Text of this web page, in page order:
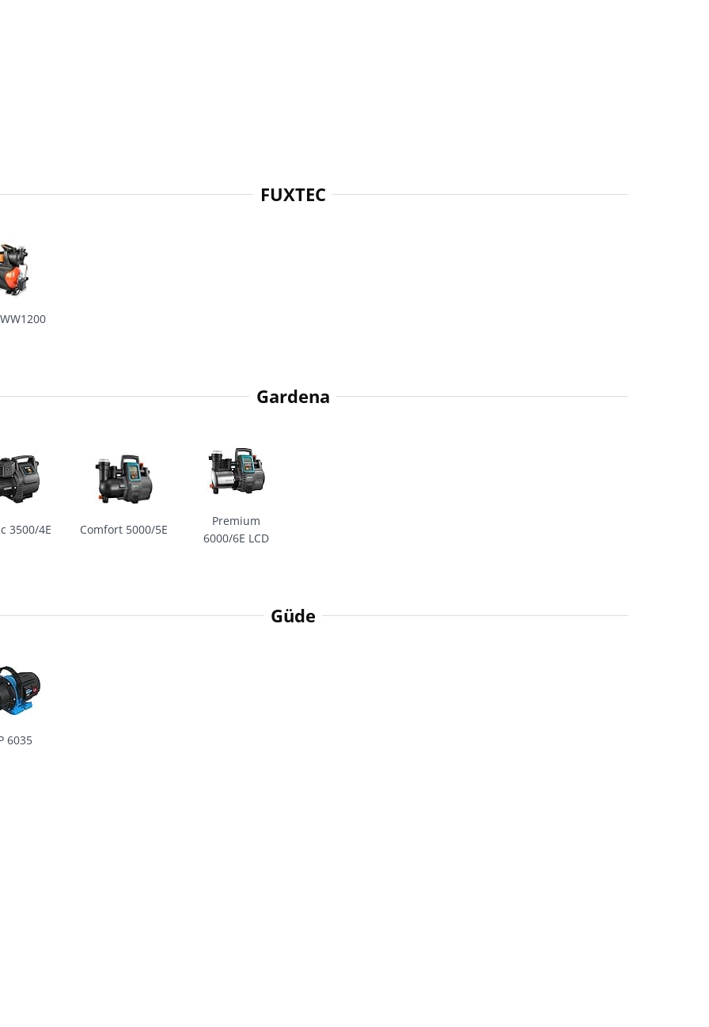
FUXTEC
Gardena
3500/4E Comfort 5000/5E
Premium
6000/6E LCD
Güde
6035